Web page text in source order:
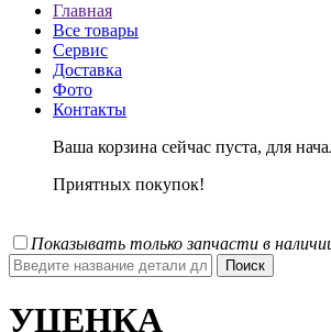
Главная
Все товары
Сервис
Доставка
Фото
Контакты
Ваша корзина сейчас пуста, для
Приятных покупок!
Показывать только запчасти в
УЦЕНКА